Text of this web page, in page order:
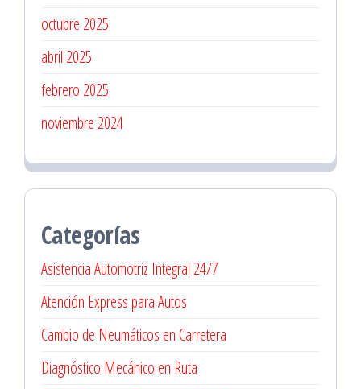
octubre 2025
abril 2025
febrero 2025
noviembre 2024
Categorías
Asistencia Automotriz Integral 24/7
Atención Express para Autos
Cambio de Neumáticos en Carretera
Diagnóstico Mecánico en Ruta